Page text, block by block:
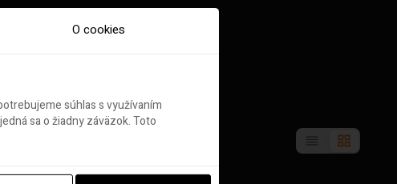
O cookies
súhlas s využívaním
sa o žiadny záväzok. Toto